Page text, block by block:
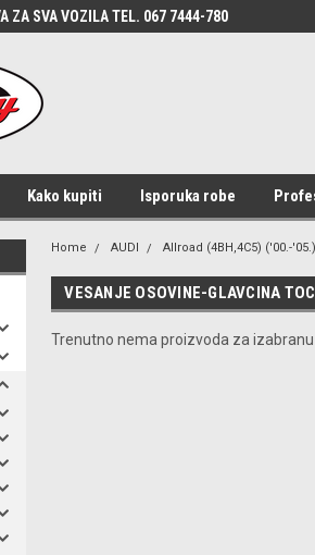
ZA SVA VOZILA TEL. 067 7444-780
Kako kupiti Isporuka robe
Home AUDI Allroad (4BH,4C5) ('00.-'05.)
VESANJE OSOVINE-GLAVCINA
Trenutno nema proizvoda za izabranu